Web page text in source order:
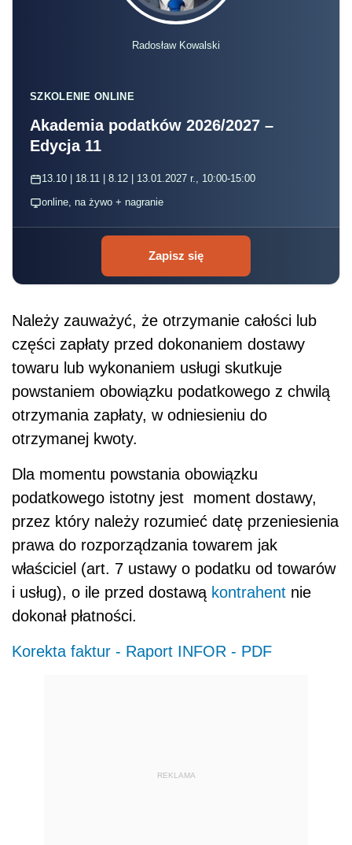
Radosław Kowalski
SZKOLENIE ONLINE
Akademia podatków 2026/2027 –
Edycja 11
13.10 | 18.11 | 8.12 | 13.01.2027 r., 10:00-15:00
online, na żywo + nagranie
Zapisz się
Należy zauważyć, że otrzymanie całości lub
części zapłaty przed dokonaniem dostawy
towaru lub wykonaniem usługi skutkuje
powstaniem obowiązku podatkowego z chwilą
otrzymania zapłaty, w odniesieniu do
otrzymanej kwoty.
Dla momentu powstania obowiązku
podatkowego istotny jest moment dostawy,
przez który należy rozumieć datę przeniesienia
prawa do rozporządzania towarem jak
właściciel (art. 7 ustawy o podatku od towarów
i usług), o ile przed dostawą kontrahent nie
dokonał płatności.
Korekta faktur - Raport INFOR - PDF
REKLAMA